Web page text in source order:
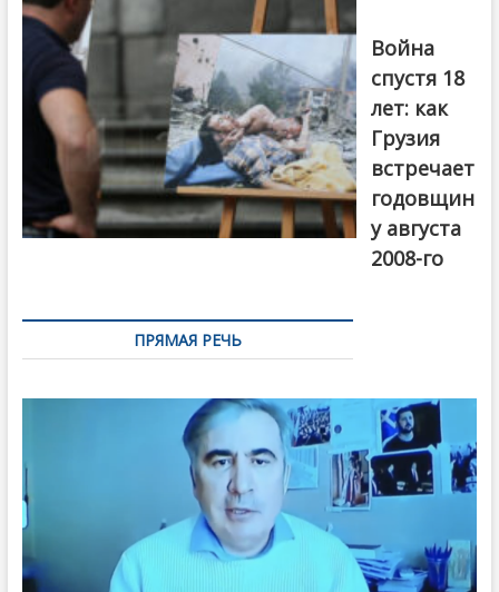
года. Фото:
Первый канал
Война
спустя 18
лет: как
Грузия
встречает
годовщин
у августа
2008-го
ПРЯМАЯ РЕЧЬ